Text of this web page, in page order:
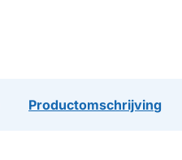
Productomschrijving